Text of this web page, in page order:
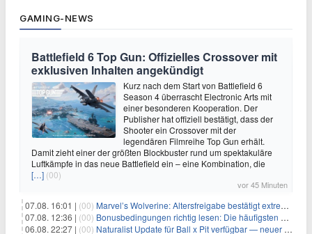
GAMING-NEWS
Battlefield 6 Top Gun: Offizielles Crossover mit
exklusiven Inhalten angekündigt
Kurz nach dem Start von Battlefield 6
Season 4 überrascht Electronic Arts mit
einer besonderen Kooperation. Der
Publisher hat offiziell bestätigt, dass der
Shooter ein Crossover mit der
legendären Filmreihe Top Gun erhält.
Damit zieht einer der größten Blockbuster rund um spektakuläre
Luftkämpfe in das neue Battlefield ein – eine Kombination, die
[…] (00)
vor 45 Minuten
07.08. 16:01 | (00) Marvel’s Wolverine: Altersfreigabe bestätigt extreme Gewalt und düstere Szenen
07.08. 12:36 | (00) Bonusbedingungen richtig lesen: Die häufigsten Stolperfallen
06.08. 22:27 | (00) Naturalist Update für Ball x Pit verfügbar — neuer Content auf allen Plattformen